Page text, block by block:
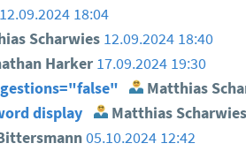
12.09.2024 18:04
Scharwies 12.09.2024 18:40
Harker 17.09.2024 19:30
Matthias
display Matthias
05.10.2024 12:42